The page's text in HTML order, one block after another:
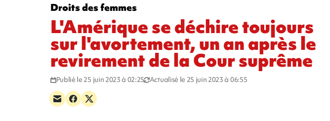
Droits des femmes
L'Amérique se déchire toujours
sur l'avortement, un an après le
revirement de la Cour suprême
Publié le 25 juin 2023 à 02:25 Actualisé le 25 juin 2023 à 06:55